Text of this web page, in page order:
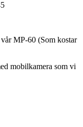
MP-60 (Som kostar
mobilkamera som vi